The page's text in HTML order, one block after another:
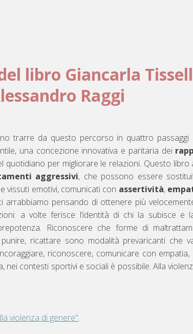
libro Giancarla
Raggi
trarre da questo percorso in quattro passaggi
una concezione innovativa e paritaria dei
quotidiano per migliorare le relazioni. Questo libro
aggressivi, che possono essere
vissuti emotivi, comunicati con assertività,
arrabbiamo pensando di ottenere più
a volte ferisce l’identità di chi la subisce e
Riconoscere che forme di
ricattare sono modalità prevaricanti che
riconoscere, comunicare con empatia,
nei contesti sportivi e sociali è possibile. Alla
violenza di genere".